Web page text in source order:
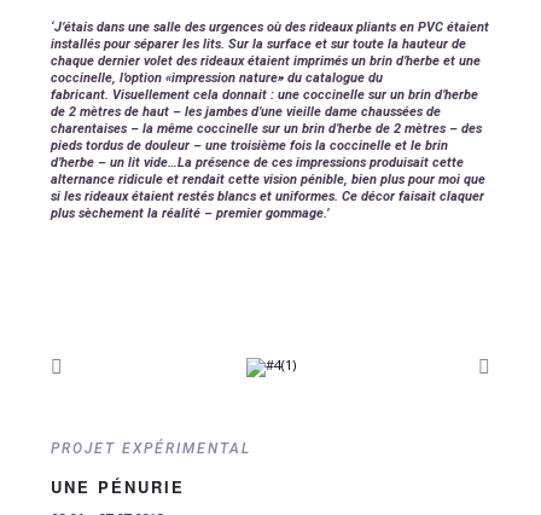
‘J’étais dans une salle des urgences où des rideaux pliants en PVC étaient
installés pour séparer les lits. Sur la surface et sur toute la hauteur de
chaque dernier volet des rideaux étaient imprimés un brin d’herbe et une
coccinelle, l’option «impression nature» du catalogue du
fabricant. Visuellement cela donnait : une coccinelle sur un brin d’herbe
de 2 mètres de haut – les jambes d’une vieille dame chaussées de
charentaises – la même coccinelle sur un brin d’herbe de 2 mètres – des
pieds tordus de douleur – une troisième fois la coccinelle et le brin
d’herbe – un lit vide…La présence de ces impressions produisait cette
alternance ridicule et rendait cette vision pénible, bien plus pour moi que
si les rideaux étaient restés blancs et uniformes. Ce décor faisait claquer
plus sèchement la réalité – premier gommage.’
PROJET EXPÉRIMENTAL
UNE PÉNURIE